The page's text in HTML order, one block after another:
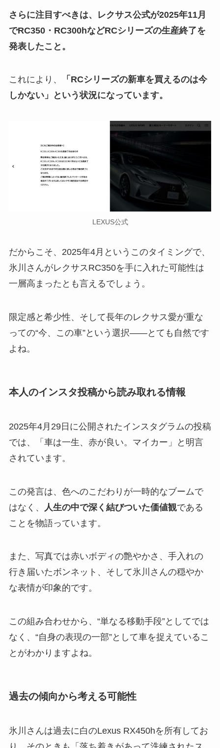
さらに注目すべきは、レクサス公式が2025年11月
でRC350・RC300hなどRCシリーズの生産終了を
発表したこと。
これにより、
「RCシリーズの新車を買えるのは今
しかない」という状況になっています。
LEXUS公式
だからこそ、2025年4月というこのタイミングで、
氷川さんがレクサスRC350を手に入れた可能性は
一層高まったとも言えるでしょう。
限定感と希少性、そして長年のレクサス愛が重な
っての“今、この車”という選択――とても自然です
よね。
本人のインスタ投稿から読み取れる情報
2025年4月29日に公開されたインスタグラムの投稿
では、「車は一生、赤が良い。マイカー」と明言
されています。
この発言は、色へのこだわりが一時的なブームで
はなく、
人生の中で深く結びついた価値観である
ことを物語っています。
また、写真では赤いボディの艶やかさ、手入れの
行き届いたボンネット、そして氷川さんの穏やか
な表情が印象的です。
この組み合わせから、“単なる移動手段”としてでは
なく、“自身の表現の一部”として車を捉えているこ
とがわかりますよね。
過去の傾向から考える可能性
氷川さんは過去に白のLexus RX450hを所有してお